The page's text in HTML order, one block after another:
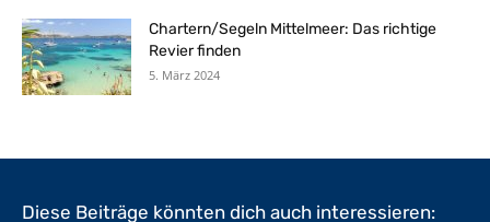
Chartern/Segeln Mittelmeer: Das richtige
Revier finden
5. März 2024
Diese Beiträge könnten dich auch interessieren: